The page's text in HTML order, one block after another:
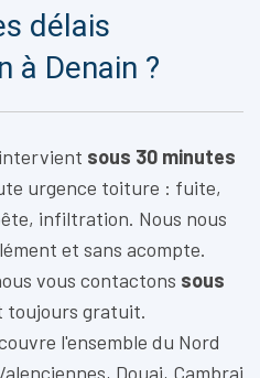
délais
à Denain ?
sous 30 minutes
urgence toiture : fuite,
infiltration. Nous nous
et sans acompte.
vous contactons sous
toujours gratuit.
l'ensemble du Nord
Douai, Cambrai